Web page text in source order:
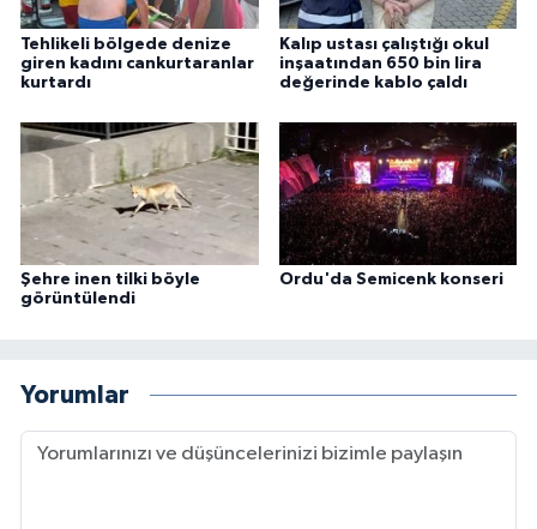
Tehlikeli bölgede denize
giren kadını cankurtaranlar
kurtardı
Kalıp ustası çalıştığı okul
inşaatından 650 bin lira
değerinde kablo çaldı
Şehre inen tilki böyle
görüntülendi
Ordu'da Semicenk konseri
Yorumlar